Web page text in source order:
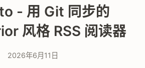
- 用 Git 同步的
风格 RSS 阅读器
2026年6月11日